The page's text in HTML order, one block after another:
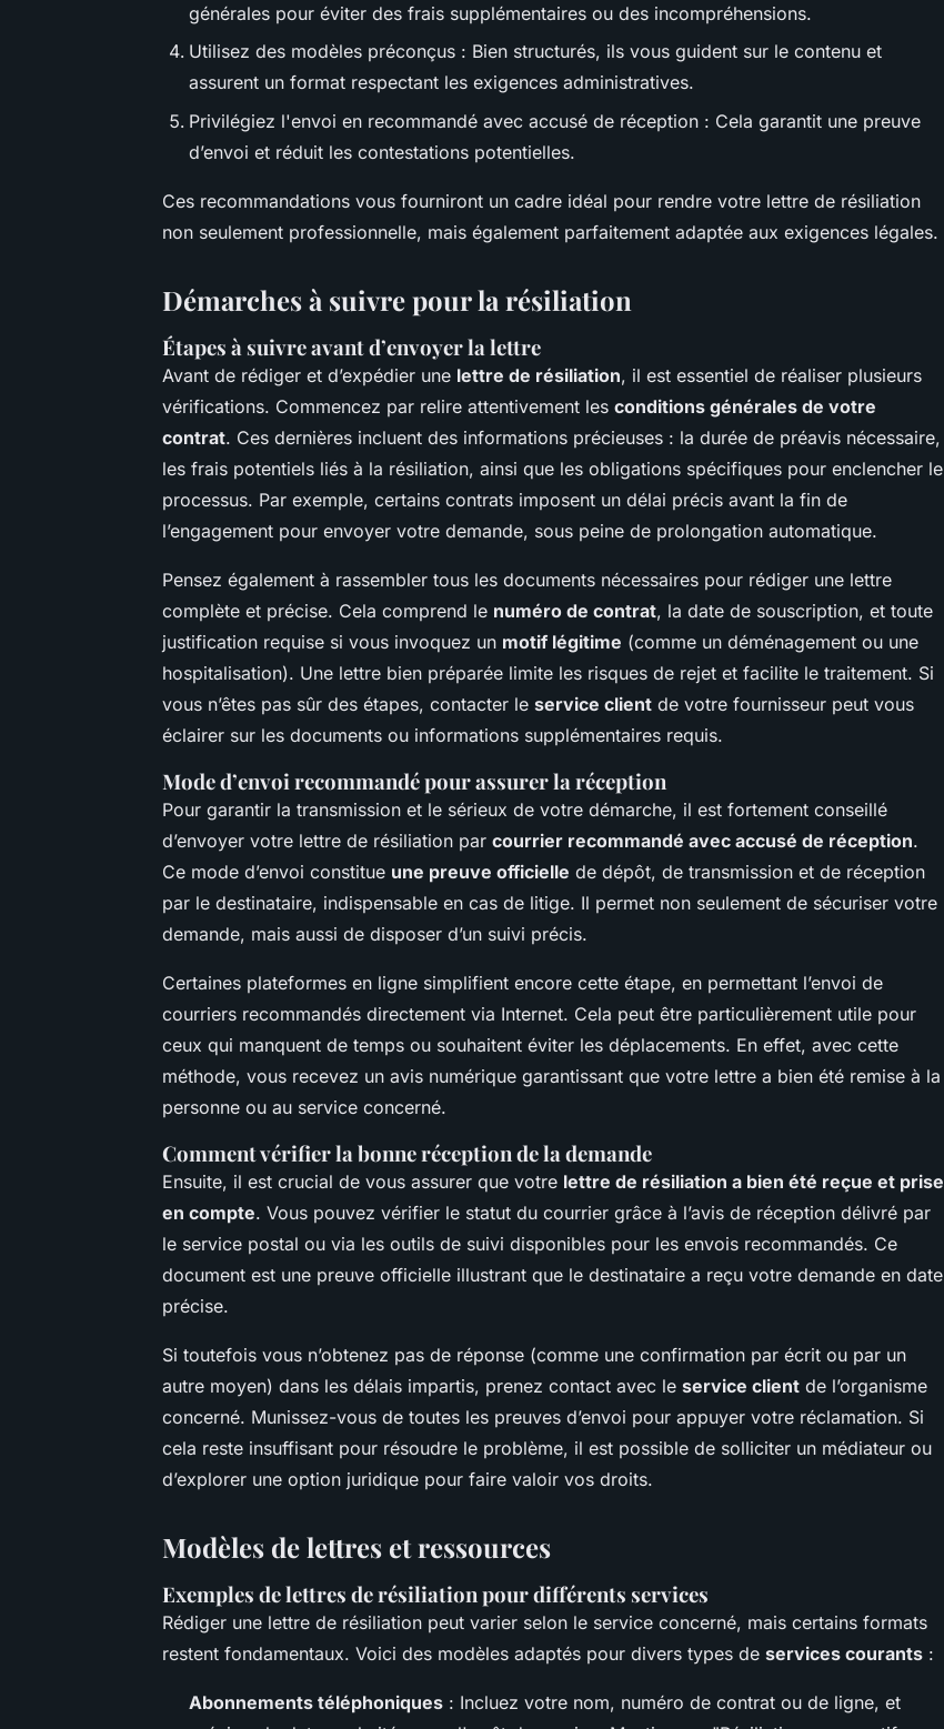
générales pour éviter des frais supplémentaires ou des incompréhensions.
Utilisez des modèles préconçus : Bien structurés, ils vous guident sur le contenu et
assurent un format respectant les exigences administratives.
Privilégiez l'envoi en recommandé avec accusé de réception : Cela garantit une preuve
d’envoi et réduit les contestations potentielles.
Ces recommandations vous fourniront un cadre idéal pour rendre votre lettre de résiliation
non seulement professionnelle, mais également parfaitement adaptée aux exigences légales.
Démarches à suivre pour la résiliation
Étapes à suivre avant d’envoyer la lettre
Avant de rédiger et d’expédier une lettre de résiliation, il est essentiel de réaliser plusieurs
vérifications. Commencez par relire attentivement les conditions générales de votre
contrat. Ces dernières incluent des informations précieuses : la durée de préavis nécessaire,
les frais potentiels liés à la résiliation, ainsi que les obligations spécifiques pour enclencher le
processus. Par exemple, certains contrats imposent un délai précis avant la fin de
l’engagement pour envoyer votre demande, sous peine de prolongation automatique.
Pensez également à rassembler tous les documents nécessaires pour rédiger une lettre
complète et précise. Cela comprend le numéro de contrat, la date de souscription, et toute
justification requise si vous invoquez un motif légitime (comme un déménagement ou une
hospitalisation). Une lettre bien préparée limite les risques de rejet et facilite le traitement. Si
vous n’êtes pas sûr des étapes, contacter le service client de votre fournisseur peut vous
éclairer sur les documents ou informations supplémentaires requis.
Mode d’envoi recommandé pour assurer la réception
Pour garantir la transmission et le sérieux de votre démarche, il est fortement conseillé
d’envoyer votre lettre de résiliation par courrier recommandé avec accusé de réception.
Ce mode d’envoi constitue une preuve officielle de dépôt, de transmission et de réception
par le destinataire, indispensable en cas de litige. Il permet non seulement de sécuriser votre
demande, mais aussi de disposer d’un suivi précis.
Certaines plateformes en ligne simplifient encore cette étape, en permettant l’envoi de
courriers recommandés directement via Internet. Cela peut être particulièrement utile pour
ceux qui manquent de temps ou souhaitent éviter les déplacements. En effet, avec cette
méthode, vous recevez un avis numérique garantissant que votre lettre a bien été remise à la
personne ou au service concerné.
Comment vérifier la bonne réception de la demande
Ensuite, il est crucial de vous assurer que votre lettre de résiliation a bien été reçue et prise
en compte. Vous pouvez vérifier le statut du courrier grâce à l’avis de réception délivré par
le service postal ou via les outils de suivi disponibles pour les envois recommandés. Ce
document est une preuve officielle illustrant que le destinataire a reçu votre demande en date
précise.
Si toutefois vous n’obtenez pas de réponse (comme une confirmation par écrit ou par un
autre moyen) dans les délais impartis, prenez contact avec le service client de l’organisme
concerné. Munissez-vous de toutes les preuves d’envoi pour appuyer votre réclamation. Si
cela reste insuffisant pour résoudre le problème, il est possible de solliciter un médiateur ou
d’explorer une option juridique pour faire valoir vos droits.
Modèles de lettres et ressources
Exemples de lettres de résiliation pour différents services
Rédiger une lettre de résiliation peut varier selon le service concerné, mais certains formats
restent fondamentaux. Voici des modèles adaptés pour divers types de services courants :
Abonnements téléphoniques : Incluez votre nom, numéro de contrat ou de ligne, et